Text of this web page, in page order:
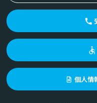
個人情